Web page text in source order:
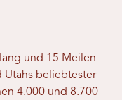
und 15 Meilen
Utahs beliebtester
4.000 und 8.700